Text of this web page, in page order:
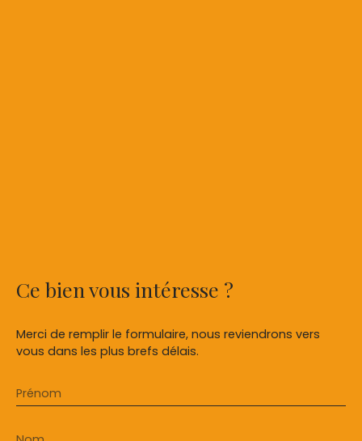
Ce bienvous intéresse ?
Merci de remplir le formulaire, nous reviendrons vers
vous dans les plus brefs délais.
Prénom